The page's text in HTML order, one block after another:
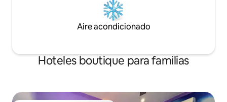
Aire acondicionado
Hoteles boutique para familias